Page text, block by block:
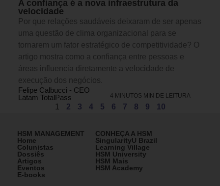
A confiança é a nova infraestrutura da
velocidade
Por que relações saudáveis deixaram de ser apenas
uma questão de clima organizacional para se
tornarem um fator estratégico de competitividade? O
artigo mostra como a confiança entre pessoas e
áreas influencia diretamente a velocidade de
execução dos negócios.
Felipe Calbucci - CEO
Latam TotalPass
4 MINUTOS MIN DE LEITURA
1 2 3 4 5 6 7 8 9 10
HSM MANAGEMENT
Home
Colunistas
Dossiês
Artigos
Eventos
E-books
CONHEÇA A HSM
SingularityU Brazil
Learning Village
HSM University
HSM Mais
HSM Academy